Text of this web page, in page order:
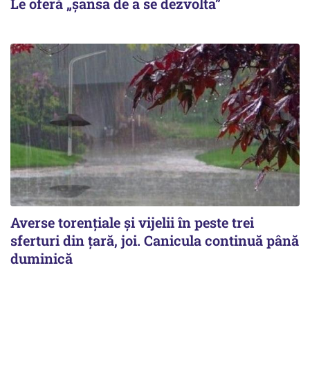
Averse torențiale și vijelii în peste trei
sferturi din țară, joi. Canicula continuă până
duminică